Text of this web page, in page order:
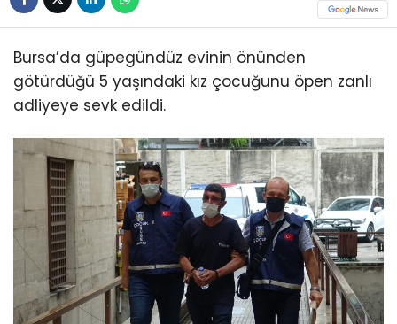
Bursa’da güpegündüz evinin önünden
götürdüğü 5 yaşındaki kız çocuğunu öpen zanlı
adliyeye sevk edildi.